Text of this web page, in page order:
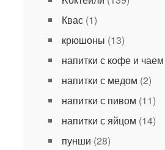
Квас(1)
крюшоны (13)
напитки с кофе и чаем
напитки с медом (2)
напитки с пивом (11)
напитки с яйцом (14)
пунши (28)